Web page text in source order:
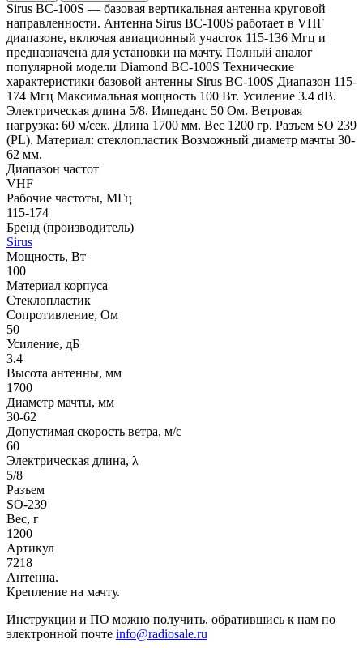
Sirus BC-100S — базовая вертикальная антенна круговой
направленности. Антенна Sirus BC-100S работает в VHF
диапазоне, включая авиационный участок 115-136 Мгц и
предназначена для установки на мачту. Полный аналог
популярной модели Diamond BC-100S Технические
характеристики базовой антенны Sirus BC-100S Диапазон 115-
174 Мгц Максимальная мощность 100 Вт. Усиление 3.4 dB.
Электрическая длина 5/8. Импеданс 50 Ом. Ветровая
нагрузка: 60 м/сек. Длина 1700 мм. Вес 1200 гр. Разъем SO 239
(PL). Материал: стеклопластик Возможный диаметр мачты 30-
62 мм.
Диапазон частот
VHF
Рабочие частоты, МГц
115-174
Бренд (производитель)
Sirus
Мощность, Вт
100
Материал корпуса
Стеклопластик
Сопротивление, Ом
50
Усиление, дБ
3.4
Высота антенны, мм
1700
Диаметр мачты, мм
30-62
Допустимая скорость ветра, м/с
60
Электрическая длина, λ
5/8
Разъем
SО-239
Вес, г
1200
Артикул
7218
Антенна.
Крепление на мачту.
Инструкции и ПО можно получить, обратившись к нам по
электронной почте info@radiosale.ru